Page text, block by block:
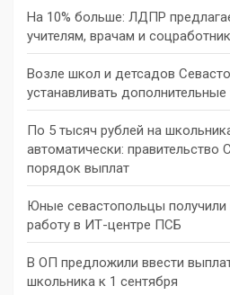
На 10% больше: ЛДПР
учителям, врачам и
Возле школ и детсадов
устанавливать дополнительные
По 5 тысяч рублей на
автоматически: правительство
порядок выплат
Юные севастопольцы получили
работу в ИТ-центре ПСБ
В ОП предложили ввести
школьника к 1 сентября